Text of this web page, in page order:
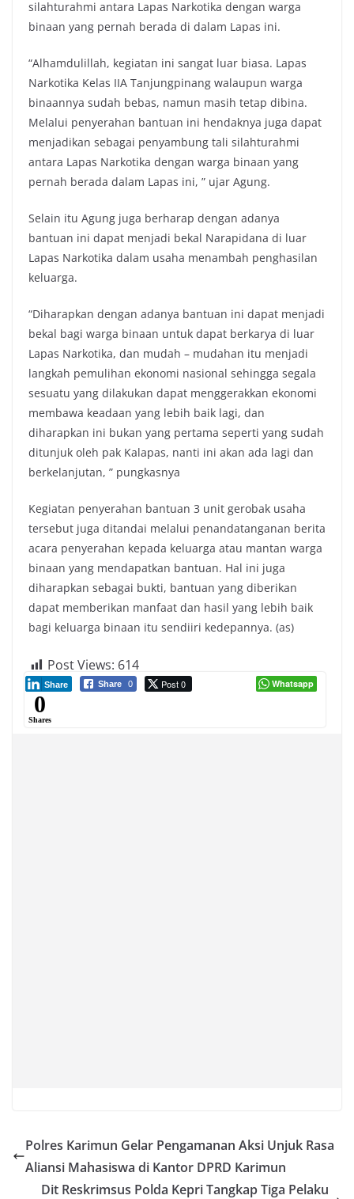
silahturahmi antara Lapas Narkotika dengan warga
binaan yang pernah berada di dalam Lapas ini.
“Alhamdulillah, kegiatan ini sangat luar biasa. Lapas
Narkotika Kelas IIA Tanjungpinang walaupun warga
binaannya sudah bebas, namun masih tetap dibina.
Melalui penyerahan bantuan ini hendaknya juga dapat
menjadikan sebagai penyambung tali silahturahmi
antara Lapas Narkotika dengan warga binaan yang
pernah berada dalam Lapas ini, ” ujar Agung.
Selain itu Agung juga berharap dengan adanya
bantuan ini dapat menjadi bekal Narapidana di luar
Lapas Narkotika dalam usaha menambah penghasilan
keluarga.
“Diharapkan dengan adanya bantuan ini dapat menjadi
bekal bagi warga binaan untuk dapat berkarya di luar
Lapas Narkotika, dan mudah – mudahan itu menjadi
langkah pemulihan ekonomi nasional sehingga segala
sesuatu yang dilakukan dapat menggerakkan ekonomi
membawa keadaan yang lebih baik lagi, dan
diharapkan ini bukan yang pertama seperti yang sudah
ditunjuk oleh pak Kalapas, nanti ini akan ada lagi dan
berkelanjutan, ” pungkasnya
Kegiatan penyerahan bantuan 3 unit gerobak usaha
tersebut juga ditandai melalui penandatanganan berita
acara penyerahan kepada keluarga atau mantan warga
binaan yang mendapatkan bantuan. Hal ini juga
diharapkan sebagai bukti, bantuan yang diberikan
dapat memberikan manfaat dan hasil yang lebih baik
bagi keluarga binaan itu sendiiri kedepannya. (as)
Post Views: 614
Share 0 Post 0
Share Whatsapp
0
Shares
Polres Karimun Gelar Pengamanan Aksi Unjuk Rasa
Aliansi Mahasiswa di Kantor DPRD Karimun
Dit Reskrimsus Polda Kepri Tangkap Tiga Pelaku